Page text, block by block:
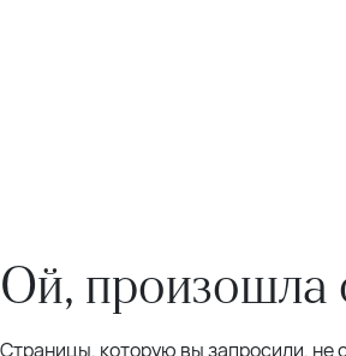
Ой, произошла
Страницы, которую вы запросили, не